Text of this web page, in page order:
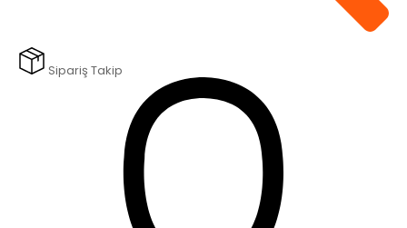
Sipariş Takip